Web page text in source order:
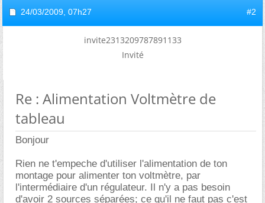
24/03/2009, 07h27 #2
invite2313209787891133
Invité
Re : Alimentation Voltmètre de
tableau
Bonjour
Rien ne t'empeche d'utiliser l'alimentation de ton
montage pour alimenter ton voltmètre, par
l'intermédiaire d'un régulateur. Il n'y a pas besoin
d'avoir 2 sources séparées; ce qu'il ne faut pas c'est